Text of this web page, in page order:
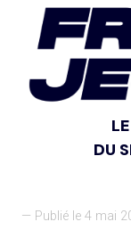
DU
— Publié le 4 mai